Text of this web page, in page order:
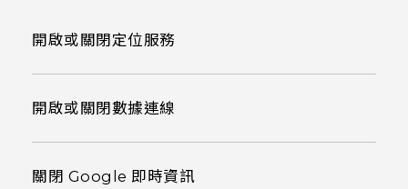
開啟或關閉定位服務
開啟或關閉數據連線
關閉 Google 即時資訊